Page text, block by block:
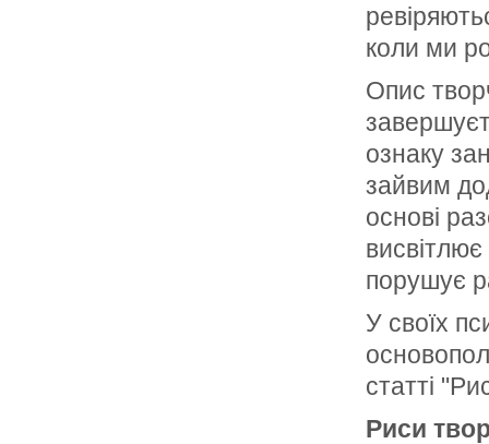
коли ми
Опис
ознаку
зайвим
основі
порушує
У своїх
статті
Риси